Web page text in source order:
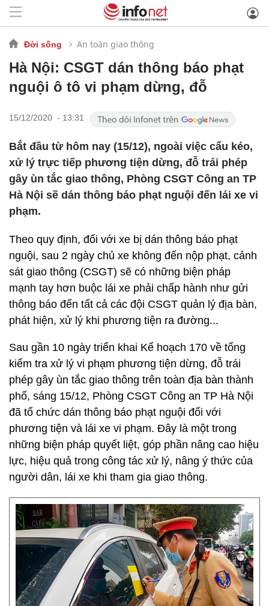
Đời sống An toàn giao thông
Hà Nội: CSGT dán thông báo phạt
nguội ô tô vi phạm dừng, đỗ
15/12/2020 - 13:31
Bắt đầu từ hôm nay (15/12), ngoài việc cẩu kéo,
xử lý trực tiếp phương tiện dừng, đỗ trái phép
gây ùn tắc giao thông, Phòng CSGT Công an TP
Hà Nội sẽ dán thông báo phạt nguội đến lái xe vi
phạm.
Theo quy định, đối với xe bị dán thông báo phạt
nguội, sau 2 ngày chủ xe không đến nộp phạt, cảnh
sát giao thông (CSGT) sẽ có những biện pháp
mạnh tay hơn buộc lái xe phải chấp hành như gửi
thông báo đến tất cả các đội CSGT quản lý địa bàn,
phát hiện, xử lý khi phương tiện ra đường...
Sau gần 10 ngày triển khai Kế hoạch 170 về tổng
kiểm tra xử lý vi phạm phương tiện dừng, đỗ trái
phép gây ùn tắc giao thông trên toàn địa bàn thành
phố, sáng 15/12, Phòng CSGT Công an TP Hà Nội
đã tổ chức dán thông báo phạt nguội đối với
phương tiện và lái xe vi phạm. Đây là một trong
những biện pháp quyết liệt, góp phần nâng cao hiệu
lực, hiệu quả trong công tác xử lý, nâng ý thức của
người dân, lái xe khi tham gia giao thông.